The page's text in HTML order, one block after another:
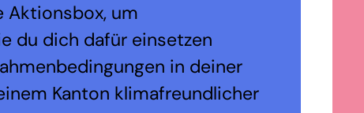
Aktionsbox, um
du dich dafür einsetzen
in deiner
Kanton klimafreundlicher